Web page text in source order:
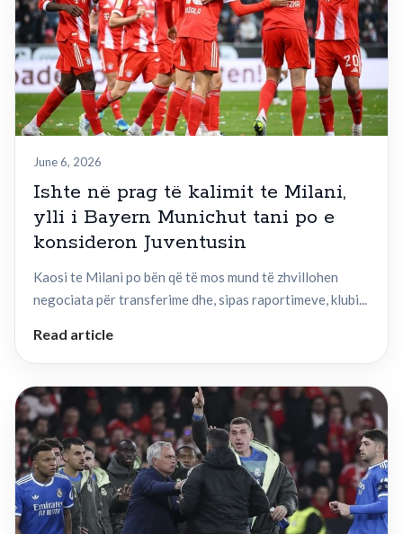
June 6, 2026
Ishte në prag të kalimit te Milani,
ylli i Bayern Munichut tani po e
konsideron Juventusin
Kaosi te Milani po bën që të mos mund të zhvillohen
negociata për transferime dhe, sipas raportimeve, klubi...
Read article